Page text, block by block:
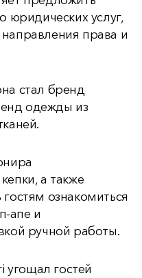
юридических услуг,
права и
стал бренд
одежды из
а также
ознакомиться
апе и
ручной работы.
угощал гостей